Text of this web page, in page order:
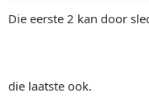
Die eerste 2 kan door
die laatste ook.